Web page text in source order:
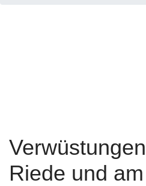
Riede und